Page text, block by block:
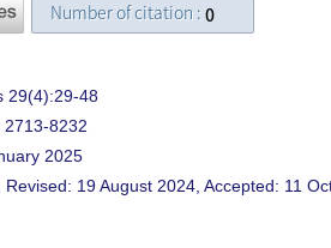
Number of citation :
29(4):29-48
2713-8232
2025
19 August 2024, Accepted: 11